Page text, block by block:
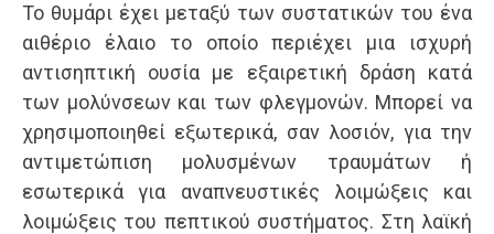
Το θυμάρι έχει μεταξύ των συστατικών του ένα
αιθέριο έλαιο το οποίο περιέχει μια ισχυρή
αντισηπτική ουσία με εξαιρετική δράση κατά
των μολύνσεων και των φλεγμονών. Μπορεί να
χρησιμοποιηθεί εξωτερικά, σαν λοσιόν, για την
αντιμετώπιση μολυσμένων τραυμάτων ή
εσωτερικά για αναπνευστικές λοιμώξεις και
λοιμώξεις του πεπτικού συστήματος. Στη λαϊκή